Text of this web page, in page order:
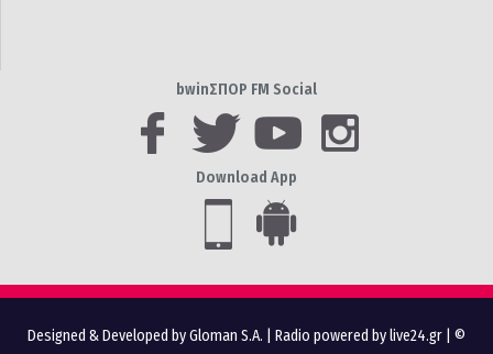
bwinΣΠΟΡ FM Social
Download App
Designed & Developed by Gloman S.A. Radio powered by live24.gr | ©